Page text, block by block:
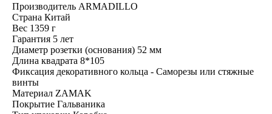
Производитель ARMADILLO
Страна Китай
Вес 1359 г
Гарантия 5 лет
Диаметр розетки (основания) 52 мм
Длина квадрата 8*105
Фиксация декоративного кольца - Саморезы или стяжные
винты
Материал ZAMAK
Покрытие Гальваника